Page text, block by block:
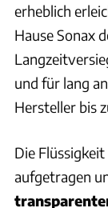
erheblich
Hause Sonax
und für lang
Hersteller bis
Die
aufgetragen